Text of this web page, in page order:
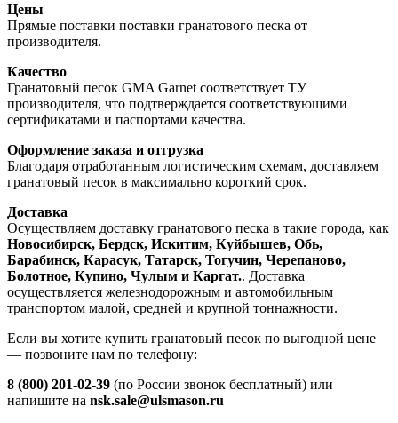
Цены
Прямые поставки поставки гранатового песка от
производителя.
Качество
Гранатовый песок GMA Garnet соответствует ТУ
производителя, что подтверждается соответствующими
сертификатами и паспортами качества.
Оформление заказа и отгрузка
Благодаря отработанным логистическим схемам, доставляем
гранатовый песок в максимально короткий срок.
Доставка
Осуществляем доставку гранатового песка в такие города, как
Новосибирск, Бердск, Искитим, Куйбышев, Обь,
Барабинск, Карасук, Татарск, Тогучин, Черепаново,
Болотное, Купино, Чулым и Каргат.. Доставка
осуществляется железнодорожным и автомобильным
транспортом малой, средней и крупной тоннажности.
Если вы хотите купить гранатовый песок по выгодной цене
— позвоните нам по телефону:
8 (800) 201-02-39 (по России звонок бесплатный) или
напишите на nsk.sale@ulsmason.ru